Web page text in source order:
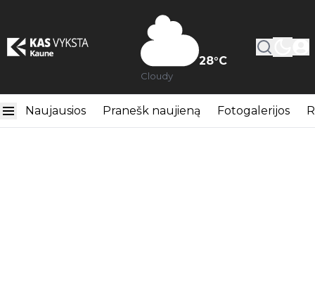
28°C
Cloudy
Naujausios Pranešk naujieną Fotogalerijos